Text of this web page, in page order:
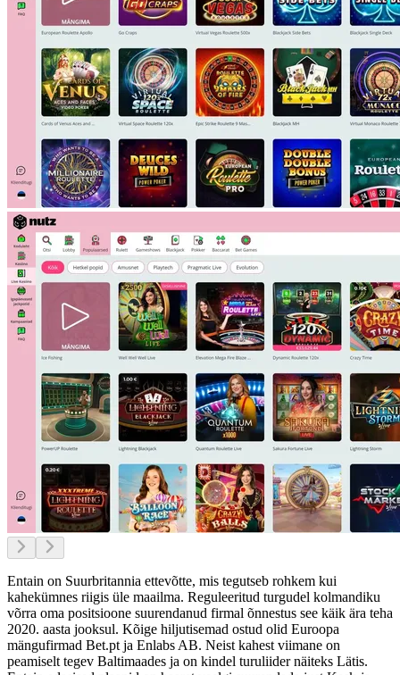
Entain on Suurbritannia ettevõtte, mis tegutseb rohkem kui
kahekümnes riigis üle maailma. Reguleeritud turgudel kolmandiku
võrra oma positsioone suurendanud firmal õnnestus see käik ära teha
2020. aasta jooksul. Kõige hiljutisemad ostud olid Euroopa
mängufirmad Bet.pt ja Enlabs AB. Neist kahest viimane on
peamiselt tegev Baltimaades ja on kindel turuliider näiteks Lätis.